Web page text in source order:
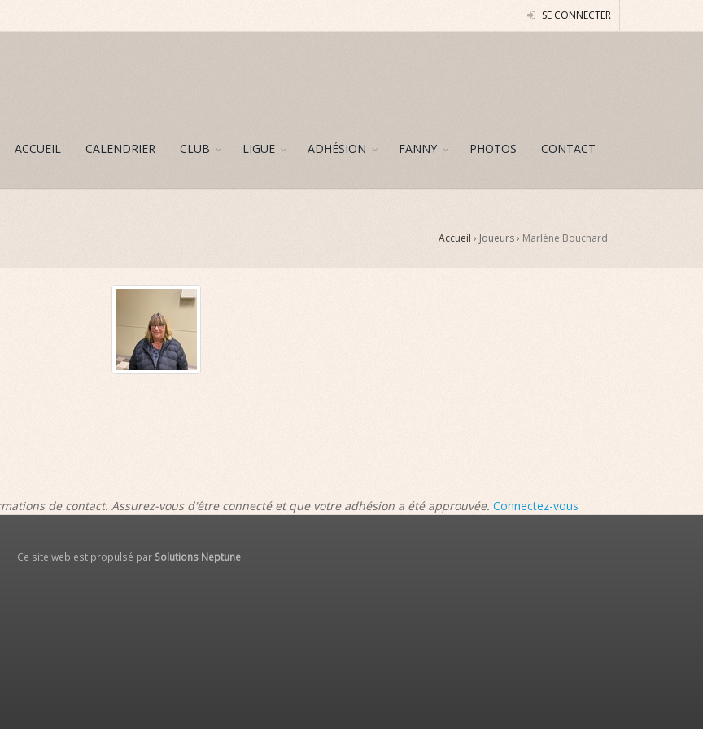
SE CONNECTER
ACCUEIL CALENDRIER CLUB LIGUE ADHÉSION FANNY PHOTOS CONTACT
Accueil › Joueurs › Marlène Bouchard
de contact. Assurez-vous d'être connecté et que votre adhésion a été approuvée. Connectez-vous
Ce site web est propulsé par Solutions Neptune